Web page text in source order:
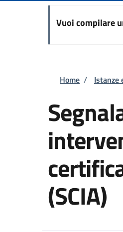
Vuoi compilare
Home / Istanze
(SCIA)